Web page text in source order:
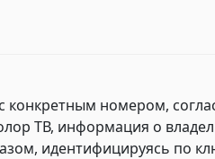
номером,
ТВ, информация о
идентифицируясь по